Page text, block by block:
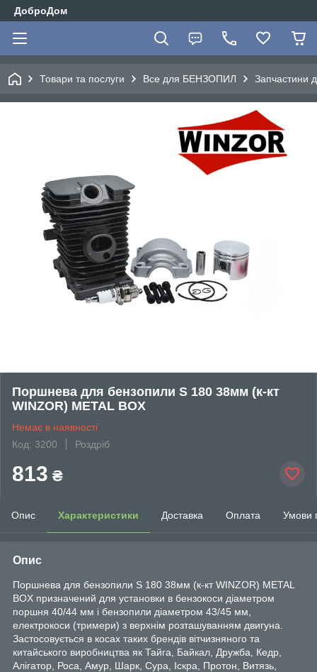
ДоброДом
Товари та послуги Все для БЕНЗОПИЛ Запчастини
Поршнева для бензопили S 180 38мм (к-кт
WINZOR) METAL BOX
Немає в наявності
Код: 3200
Роздріб
813 ₴
Опис Характеристики Доставка Оплата Умови
Опис
Поршнева для бензопили S 180 38мм (к-кт WINZOR) METAL
BOX призначений для установки в бензокоси діаметром
поршня 40/44 мм і бензопили діаметром 43/45 мм,
електрокоси (тримери) з верхнім розташуванням двигуна.
Застосовується в косах таких брендів вітчизняного та
китайського виробництва як Тайга, Байкал, Дружба, Кедр,
Алігатор, Роса, Амур, Шарк, Сура, Іскра, Протон, Витязь,